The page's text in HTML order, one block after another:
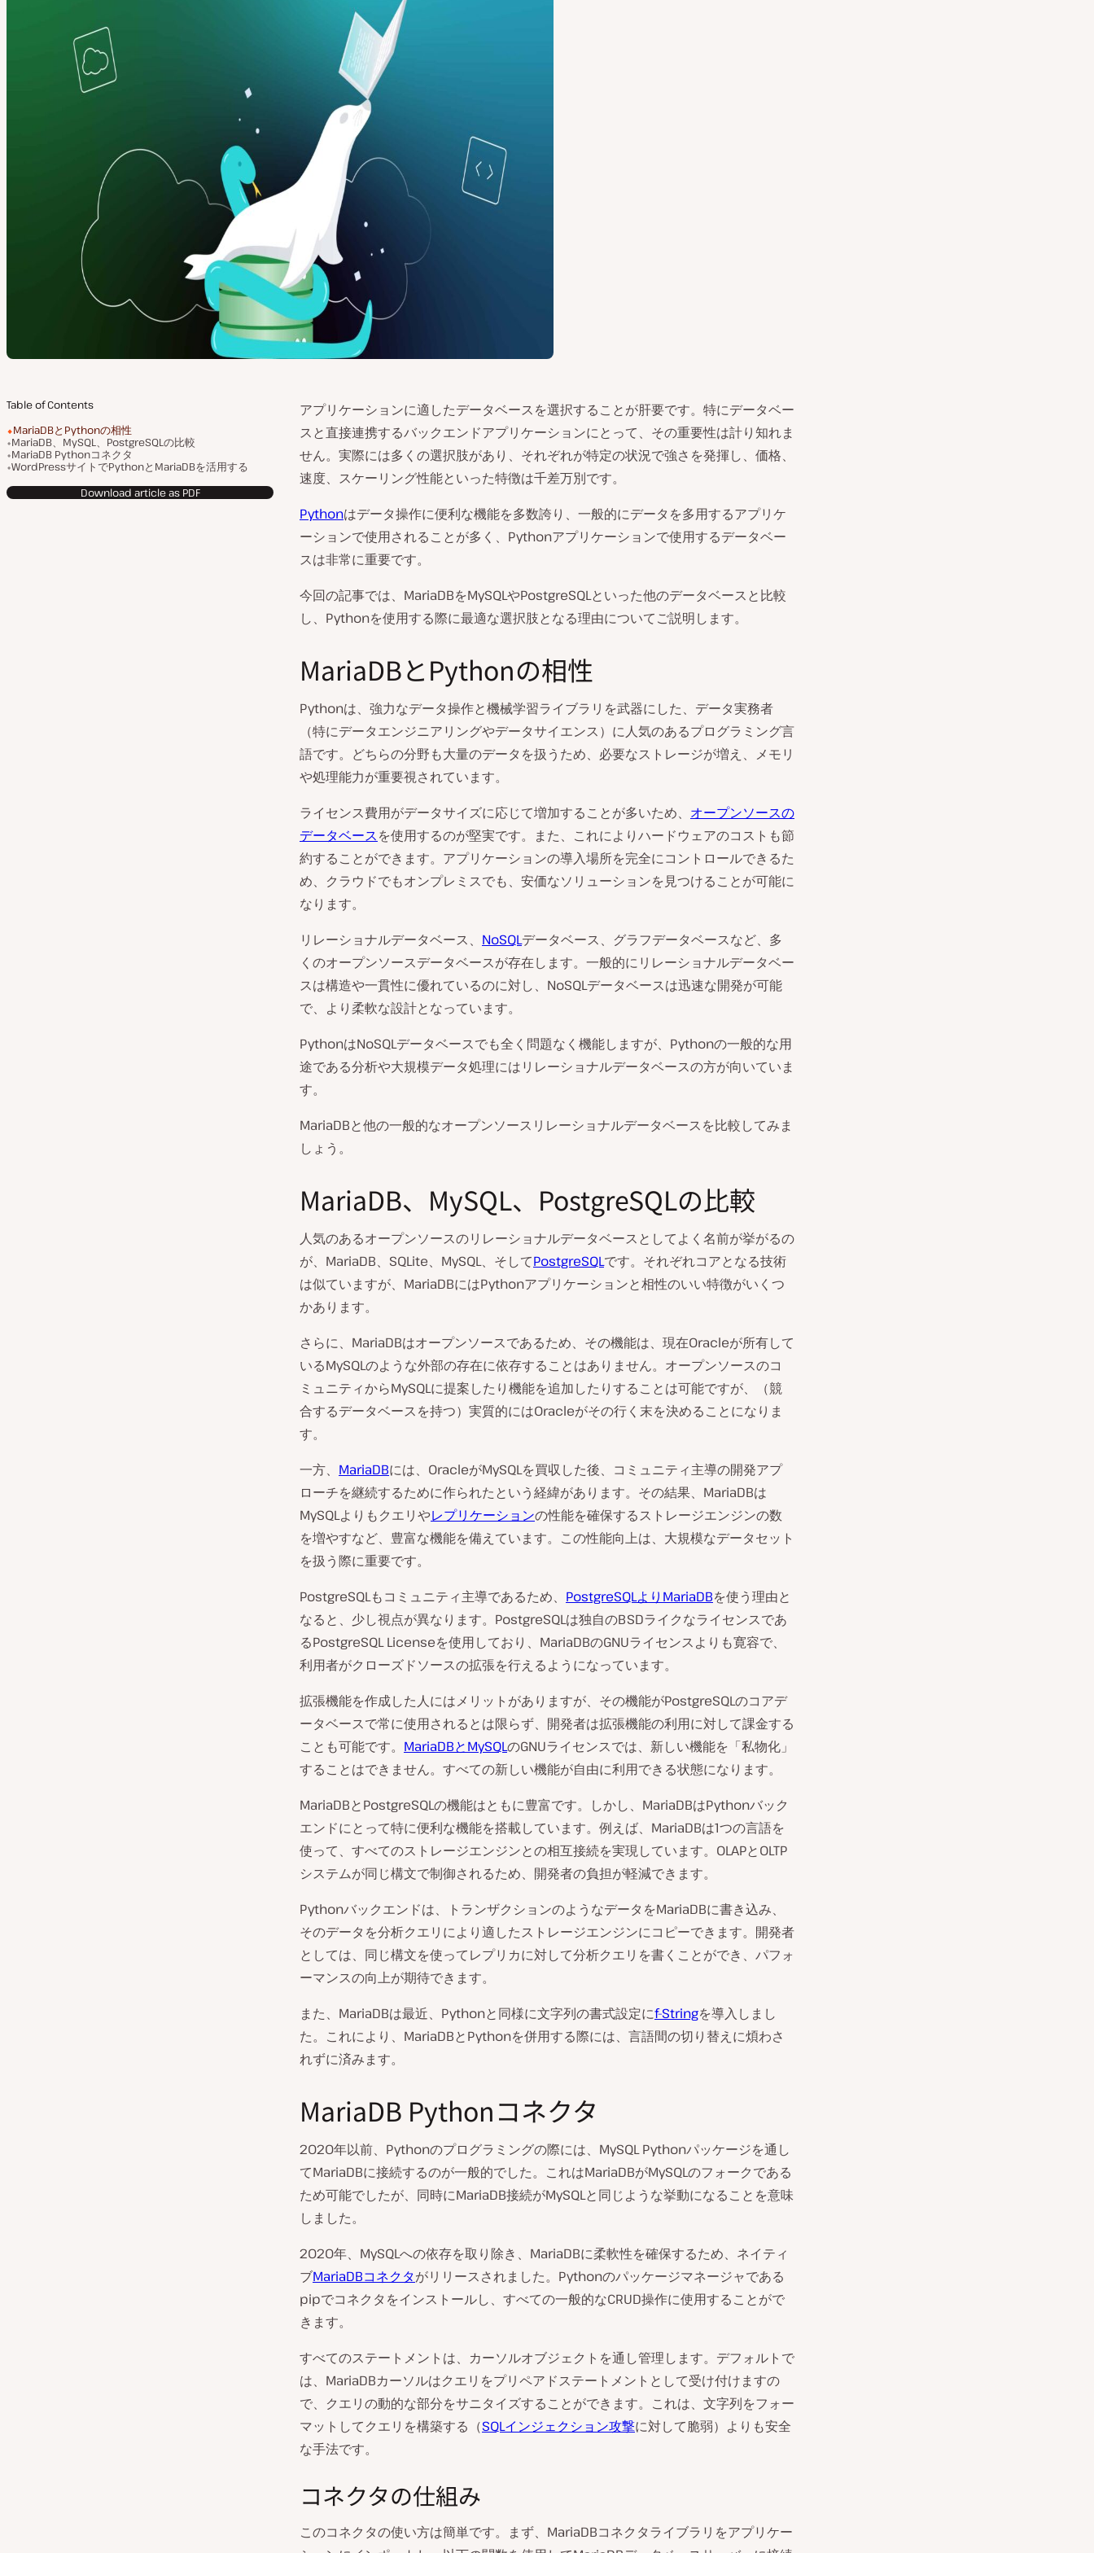
Table of Contents
MariaDBとPythonの相性
MariaDB、MySQL、PostgreSQLの比較
MariaDB Pythonコネクタ
WordPressサイトでPythonとMariaDBを活用する
Download article as PDF
アプリケーションに適したデータベースを選択することが肝要です。特にデータベー
スと直接連携するバックエンドアプリケーションにとって、その重要性は計り知れま
せん。実際には多くの選択肢があり、それぞれが特定の状況で強さを発揮し、価格、
速度、スケーリング性能といった特徴は千差万別です。
Pythonはデータ操作に便利な機能を多数誇り、一般的にデータを多用するアプリケ
ーションで使用されることが多く、Pythonアプリケーションで使用するデータベー
スは非常に重要です。
今回の記事では、MariaDBをMySQLやPostgreSQLといった他のデータベースと比較
し、Pythonを使用する際に最適な選択肢となる理由についてご説明します。
MariaDBとPythonの相性
Pythonは、強力なデータ操作と機械学習ライブラリを武器にした、データ実務者
（特にデータエンジニアリングやデータサイエンス）に人気のあるプログラミング言
語です。どちらの分野も大量のデータを扱うため、必要なストレージが増え、メモリ
や処理能力が重要視されています。
ライセンス費用がデータサイズに応じて増加することが多いため、 オープンソースの
データベースを使用するのが堅実です。また、これによりハードウェアのコストも節
約することができます。アプリケーションの導入場所を完全にコントロールできるた
め、クラウドでもオンプレミスでも、安価なソリューションを見つけることが可能に
なります。
リレーショナルデータベース、 NoSQLデータベース、グラフデータベースなど、多
くのオープンソースデータベースが存在します。一般的にリレーショナルデータベー
スは構造や一貫性に優れているのに対し、NoSQLデータベースは迅速な開発が可能
で、より柔軟な設計となっています。
PythonはNoSQLデータベースでも全く問題なく機能しますが、Pythonの一般的な用
途である分析や大規模データ処理にはリレーショナルデータベースの方が向いていま
す。
MariaDBと他の一般的なオープンソースリレーショナルデータベースを比較してみま
しょう。
MariaDB、MySQL、PostgreSQLの比較
人気のあるオープンソースのリレーショナルデータベースとしてよく名前が挙がるの
が、MariaDB、SQLite、MySQL、そしてPostgreSQLです。それぞれコアとなる技術
は似ていますが、MariaDBにはPythonアプリケーションと相性のいい特徴がいくつ
かあります。
さらに、MariaDBはオープンソースであるため、その機能は、現在Oracleが所有して
いるMySQLのような外部の存在に依存することはありません。オープンソースのコ
ミュニティからMySQLに提案したり機能を追加したりすることは可能ですが、（競
合するデータベースを持つ）実質的にはOracleがその行く末を決めることになりま
す。
一方、 MariaDBには、OracleがMySQLを買収した後、コミュニティ主導の開発アプ
ローチを継続するために作られたという経緯があります。その結果、MariaDBは
MySQLよりもクエリやレプリケーションの性能を確保するストレージエンジンの数
を増やすなど、豊富な機能を備えています。この性能向上は、大規模なデータセット
を扱う際に重要です。
PostgreSQLもコミュニティ主導であるため、 PostgreSQLよりMariaDBを使う理由と
なると、少し視点が異なります。PostgreSQLは独自のBSDライクなライセンスであ
るPostgreSQL Licenseを使用しており、MariaDBのGNUライセンスよりも寛容で、
利用者がクローズドソースの拡張を行えるようになっています。
拡張機能を作成した人にはメリットがありますが、その機能がPostgreSQLのコアデ
ータベースで常に使用されるとは限らず、開発者は拡張機能の利用に対して課金する
ことも可能です。 MariaDBとMySQLのGNUライセンスでは、新しい機能を「私物化」
することはできません。すべての新しい機能が自由に利用できる状態になります。
MariaDBとPostgreSQLの機能はともに豊富です。しかし、MariaDBはPythonバック
エンドにとって特に便利な機能を搭載しています。例えば、MariaDBは1つの言語を
使って、すべてのストレージエンジンとの相互接続を実現しています。OLAPとOLTP
システムが同じ構文で制御されるため、開発者の負担が軽減できます。
Pythonバックエンドは、トランザクションのようなデータをMariaDBに書き込み、
そのデータを分析クエリにより適したストレージエンジンにコピーできます。開発者
としては、同じ構文を使ってレプリカに対して分析クエリを書くことができ、パフォ
ーマンスの向上が期待できます。
また、MariaDBは最近、Pythonと同様に文字列の書式設定にf-Stringを導入しまし
た。これにより、MariaDBとPythonを併用する際には、言語間の切り替えに煩わさ
れずに済みます。
MariaDB Pythonコネクタ
2020年以前、Pythonのプログラミングの際には、MySQL Pythonパッケージを通し
てMariaDBに接続するのが一般的でした。これはMariaDBがMySQLのフォークである
ため可能でしたが、同時にMariaDB接続がMySQLと同じような挙動になることを意味
しました。
2020年、MySQLへの依存を取り除き、MariaDBに柔軟性を確保するため、ネイティ
ブMariaDBコネクタがリリースされました。Pythonのパッケージマネージャである
pipでコネクタをインストールし、すべての一般的なCRUD操作に使用することがで
きます。
すべてのステートメントは、カーソルオブジェクトを通し管理します。デフォルトで
は、MariaDBカーソルはクエリをプリペアドステートメントとして受け付けますの
で、クエリの動的な部分をサニタイズすることができます。これは、文字列をフォー
マットしてクエリを構築する（SQLインジェクション攻撃に対して脆弱）よりも安全
な手法です。
コネクタの仕組み
このコネクタの使い方は簡単です。まず、MariaDBコネクタライブラリをアプリケー